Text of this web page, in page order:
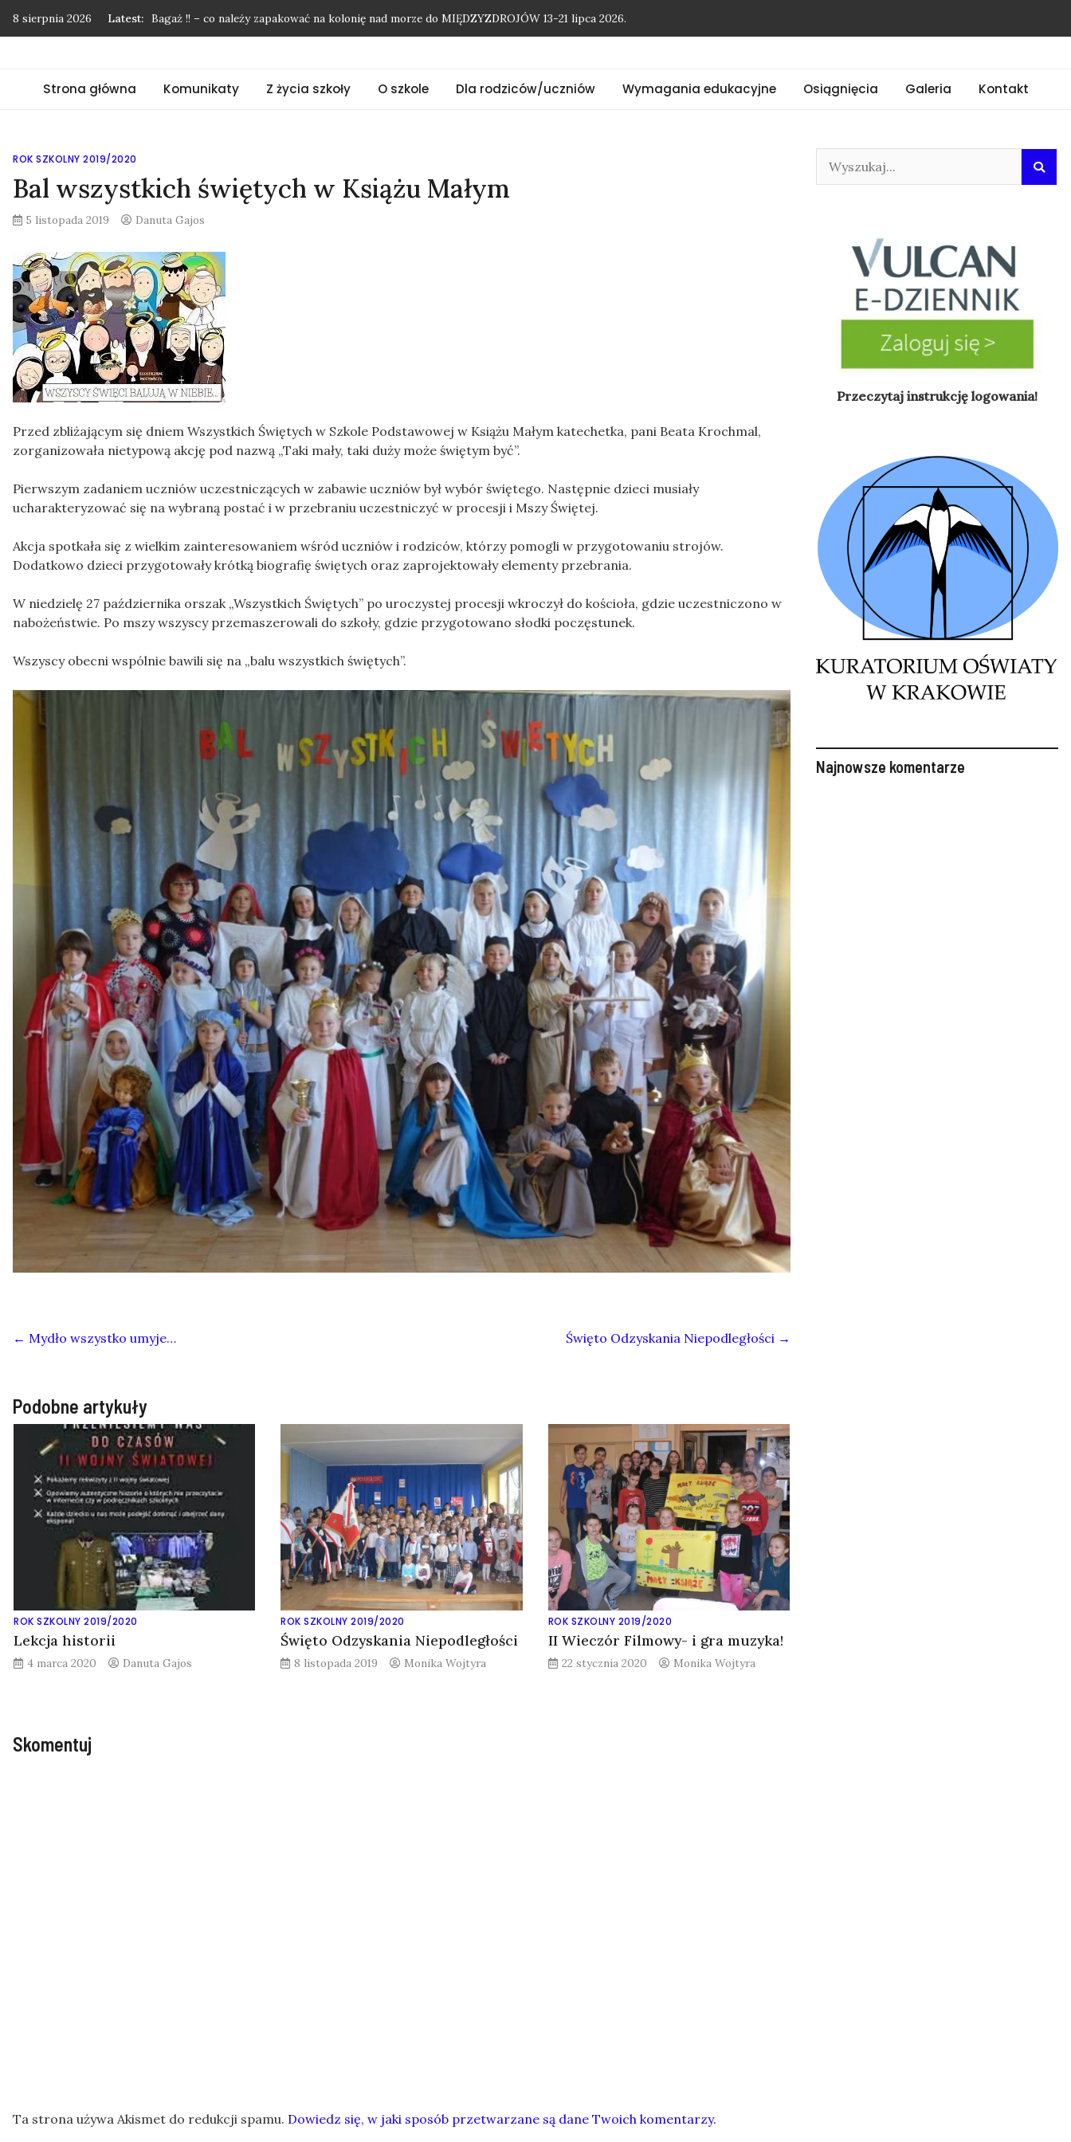
8 sierpnia 2026 Latest: Bagaż !! – co należy zapakować na kolonię nad morze do MIĘDZYZDROJÓW 13-21 lipca 2026.
”Mój przyjaciel las”
Strona główna Komunikaty Z życia szkoły O szkole Dla rodziców/uczniów Wymagania edukacyjne Osiągnięcia Galeria Kontakt
ROK SZKOLNY 2019/2020
Bal wszystkich świętych w Książu Małym
5 listopada 2019 Danuta Gajos
Przed zbliżającym się dniem Wszystkich Świętych w Szkole Podstawowej w Książu Małym katechetka, pani Beata Krochmal,
zorganizowała nietypową akcję pod nazwą „Taki mały, taki duży może świętym być”.
Pierwszym zadaniem uczniów uczestniczących w zabawie uczniów był wybór świętego. Następnie dzieci musiały
ucharakteryzować się na wybraną postać i w przebraniu uczestniczyć w procesji i Mszy Świętej.
Akcja spotkała się z wielkim zainteresowaniem wśród uczniów i rodziców, którzy pomogli w przygotowaniu strojów.
Dodatkowo dzieci przygotowały krótką biografię świętych oraz zaprojektowały elementy przebrania.
W niedzielę 27 października orszak „Wszystkich Świętych” po uroczystej procesji wkroczył do kościoła, gdzie uczestniczono w
nabożeństwie. Po mszy wszyscy przemaszerowali do szkoły, gdzie przygotowano słodki poczęstunek.
Wszyscy obecni wspólnie bawili się na „balu wszystkich świętych”.
← Mydło wszystko umyje… Święto Odzyskania Niepodległości →
Podobne artykuły
ROK SZKOLNY 2019/2020
Lekcja historii
4 marca 2020 Danuta Gajos
ROK SZKOLNY 2019/2020
Święto Odzyskania Niepodległości
8 listopada 2019 Monika Wojtyra
ROK SZKOLNY 2019/2020
II Wieczór Filmowy- i gra muzyka!
22 stycznia 2020 Monika Wojtyra
Skomentuj
Ta strona używa Akismet do redukcji spamu. Dowiedz się, w jaki sposób przetwarzane są dane Twoich komentarzy.
Przeczytaj instrukcję logowania!
Najnowsze komentarze